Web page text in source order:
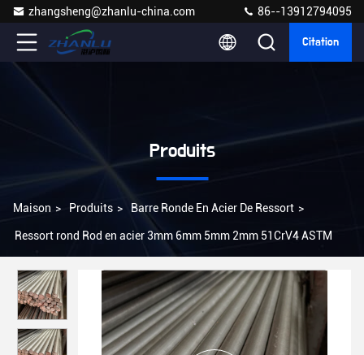
zhangsheng@zhanlu-china.com 86--13912794095
Citation
Produits
Maison > Produits > Barre Ronde En Acier De Ressort >
Ressort rond Rod en acier 3mm 6mm 5mm 2mm 51CrV4 ASTM